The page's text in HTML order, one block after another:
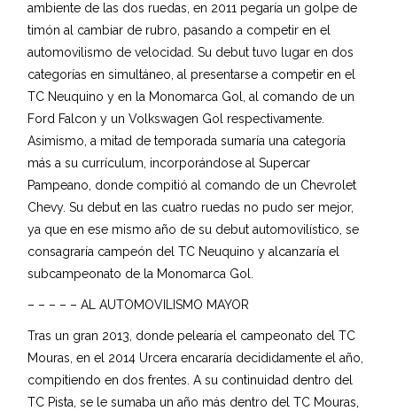
ambiente de las dos ruedas, en 2011 pegaría un golpe de
timón al cambiar de rubro, pasando a competir en el
automovilismo de velocidad. Su debut tuvo lugar en dos
categorías en simultáneo, al presentarse a competir en el
TC Neuquino y en la Monomarca Gol, al comando de un
Ford Falcon y un Volkswagen Gol respectivamente.
Asimismo, a mitad de temporada sumaría una categoría
más a su currículum, incorporándose al Supercar
Pampeano, donde compitió al comando de un Chevrolet
Chevy. Su debut en las cuatro ruedas no pudo ser mejor,
ya que en ese mismo año de su debut automovilístico, se
consagraría campeón del TC Neuquino y alcanzaría el
subcampeonato de la Monomarca Gol.
– – – – – AL AUTOMOVILISMO MAYOR
Tras un gran 2013, donde pelearía el campeonato del TC
Mouras, en el 2014 Urcera encararía decididamente el año,
compitiendo en dos frentes. A su continuidad dentro del
TC Pista, se le sumaba un año más dentro del TC Mouras,